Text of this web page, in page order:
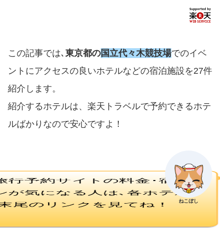
この記事では､ 東京都の国立代々木競技場でのイベ
ントにアクセスの良いホテルなどの宿泊施設を27件
紹介します。
紹介するホテルは、楽天トラベルで予約できるホテ
ルばかりなので安心ですよ！
他の旅行予約サイトの料金･宿泊
プランが気になる人は､各ホテル
情報 末尾のリンクを見てね！
ねこぼし